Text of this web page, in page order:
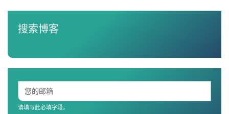
搜索博客
请填写此必填字段。